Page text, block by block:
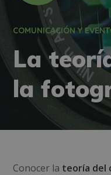
COMUNICACIÓN Y
La
la
Conocer la teoría del